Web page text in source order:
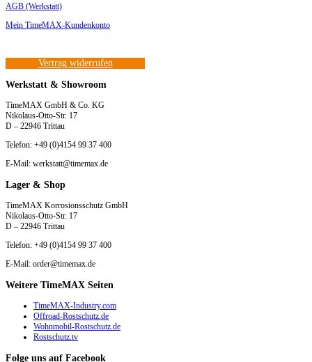
AGB (Werkstatt)
Mein TimeMAX-Kundenkonto
Vertrag widerrufen
Werkstatt & Showroom
TimeMAX GmbH & Co. KG
Nikolaus-Otto-Str. 17
D – 22946 Trittau
Telefon: +49 (0)4154 99 37 400
E-Mail: werkstatt@timemax.de
Lager & Shop
TimeMAX Korrosionsschutz GmbH
Nikolaus-Otto-Str. 17
D – 22946 Trittau
Telefon: +49 (0)4154 99 37 400
E-Mail: order@timemax.de
Weitere TimeMAX Seiten
TimeMAX-Industry.com
Offroad-Rostschutz.de
Wohnmobil-Rostschutz.de
Rostschutz.tv
Folge uns auf Facebook